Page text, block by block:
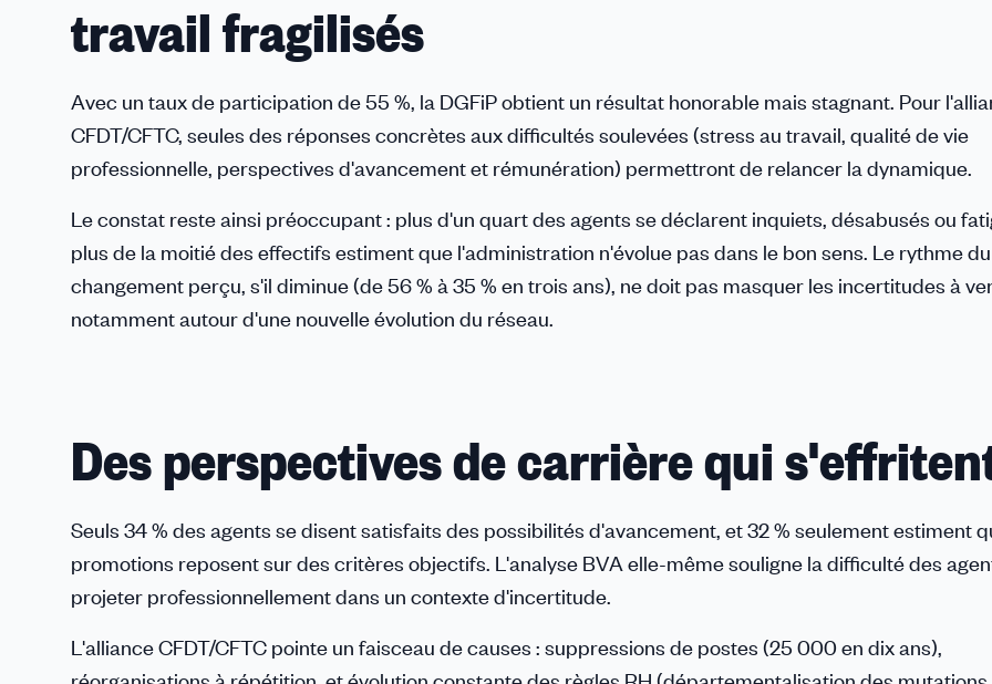
travail fragilisés
Avec un taux de participation de 55 %, la DGFiP obtient un résultat honorable mais stagnant. Pour
CFDT/CFTC, seules des réponses concrètes aux difficultés soulevées (stress au travail, qualité de vie
professionnelle, perspectives d'avancement et rémunération) permettront de relancer la dynamique.
Le constat reste ainsi préoccupant : plus d'un quart des agents se déclarent inquiets, désabusés ou
plus de la moitié des effectifs estiment que l'administration n'évolue pas dans le bon sens. Le rythme du
changement perçu, s'il diminue (de 56 % à 35 % en trois ans), ne doit pas masquer les incertitudes à
notamment autour d'une nouvelle évolution du réseau.
Des perspectives de carrière qui
Seuls 34 % des agents se disent satisfaits des possibilités d'avancement, et 32 % seulement estiment
promotions reposent sur des critères objectifs. L'analyse BVA elle-même souligne la difficulté des
projeter professionnellement dans un contexte d'incertitude.
L'alliance CFDT/CFTC pointe un faisceau de causes : suppressions de postes (25 000 en dix ans),